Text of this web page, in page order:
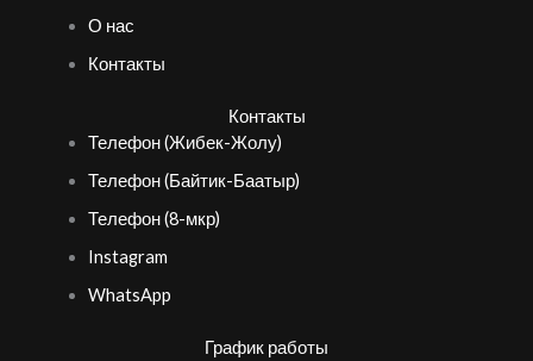
О нас
Контакты
Контакты
Телефон (Жибек-Жолу)
Телефон (Байтик-Баатыр)
Телефон (8-мкр)
Instagram
WhatsApp
График работы